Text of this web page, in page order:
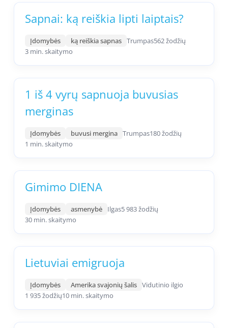
Sapnai: ką reiškia lipti laiptais?
Įdomybės ką reiškia sapnas Trumpas562 žodžių
3 min. skaitymo
1 iš 4 vyrų sapnuoja buvusias
merginas
Įdomybės buvusi mergina Trumpas180 žodžių
1 min. skaitymo
Gimimo DIENA
Įdomybės asmenybė Ilgas5 983 žodžių
30 min. skaitymo
Lietuviai emigruoja
Įdomybės Amerika svajonių šalis Vidutinio ilgio
1 935 žodžių10 min. skaitymo